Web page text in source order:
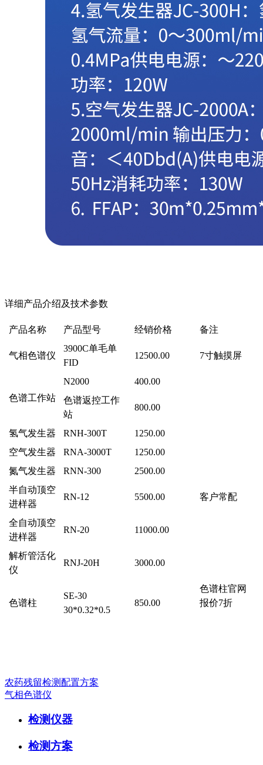
详细产品介绍及技术参数
产品名称 产品型号 经销价格 备注
气相色谱仪
3900C单毛单
FID
12500.00 7寸触摸屏
色谱工作站
N2000
400.00
色谱返控工作
站
800.00
氢气发生器 RNH-300T
1250.00
空气发生器
RNA-3000T
1250.00
氮气发生器
RNN-300
2500.00
半自动顶空
进样器
RN-12 5500.00 客户常配
全自动顶空
进样器
RN-20 11000.00
解析管活化
仪
RNJ-20H 3000.00
色谱柱
SE-30
30*0.32*0.5
850.00
色谱柱官网
报价7折
农药残留检测配置方案
气相色谱仪
检测仪器
检测方案